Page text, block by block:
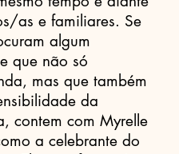
as e familiares. Se
algum
que não só
mas que também
da
contem com Myrelle
a celebrante do